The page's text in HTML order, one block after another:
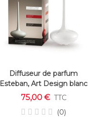
Diffuseur de parfum
Esteban, Art Design blanc
75,00 € TTC
(0)